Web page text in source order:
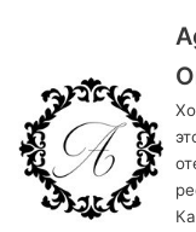
содержимому